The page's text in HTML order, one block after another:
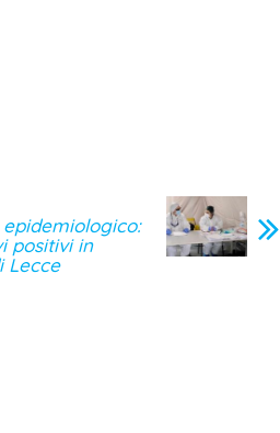
positivi in
Lecce